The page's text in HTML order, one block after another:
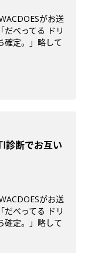
がお送
だべってる ドリ
確定。」略して
診断でお互い
がお送
だべってる ドリ
確定。」略して